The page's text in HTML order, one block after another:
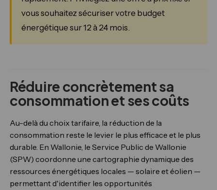
vous souhaitez sécuriser votre budget
énergétique sur 12 à 24 mois.
Réduire concrètement sa
consommation et ses coûts
Au-delà du choix tarifaire, la réduction de la
consommation reste le levier le plus efficace et le plus
durable. En Wallonie, le Service Public de Wallonie
(SPW) coordonne une cartographie dynamique des
ressources énergétiques locales — solaire et éolien —
permettant d'identifier les opportunités